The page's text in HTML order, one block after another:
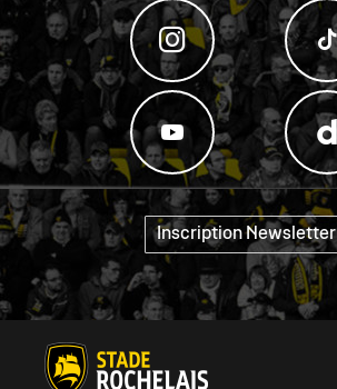
Inscription Newsletter